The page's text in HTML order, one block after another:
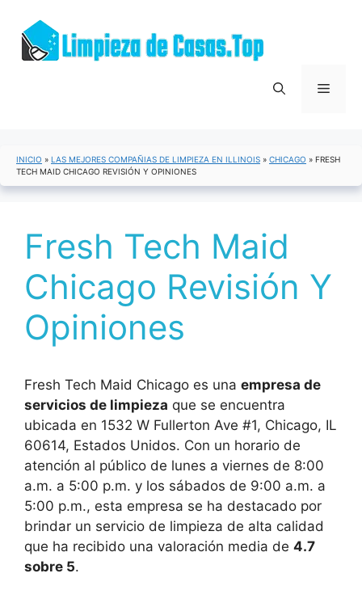
contenido
Menú
INICIO » LAS MEJORES COMPAÑIAS DE LIMPIEZA EN ILLINOIS » CHICAGO » FRESH
TECH MAID CHICAGO REVISIÓN Y OPINIONES
Fresh Tech Maid
Chicago Revisión Y
Opiniones
Fresh Tech Maid Chicago es una empresa de
servicios de limpieza que se encuentra
ubicada en 1532 W Fullerton Ave #1, Chicago, IL
60614, Estados Unidos. Con un horario de
atención al público de lunes a viernes de 8:00
a.m. a 5:00 p.m. y los sábados de 9:00 a.m. a
5:00 p.m., esta empresa se ha destacado por
brindar un servicio de limpieza de alta calidad
que ha recibido una valoración media de 4.7
sobre 5.